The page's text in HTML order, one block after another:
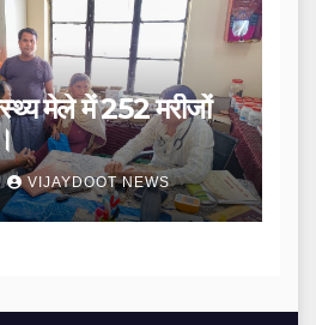
मेले में 252 मरीजों
VIJAYDOOT NEWS